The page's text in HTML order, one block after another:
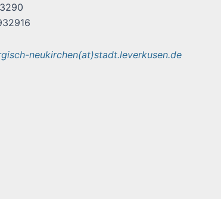
neukirchen(at)stadt.leverkusen.de